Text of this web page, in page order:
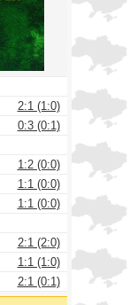
2:1 (1:0)
0:3 (0:1)
1:2 (0:0)
1:1 (0:0)
1:1 (0:0)
2:1 (2:0)
1:1 (1:0)
2:1 (0:1)